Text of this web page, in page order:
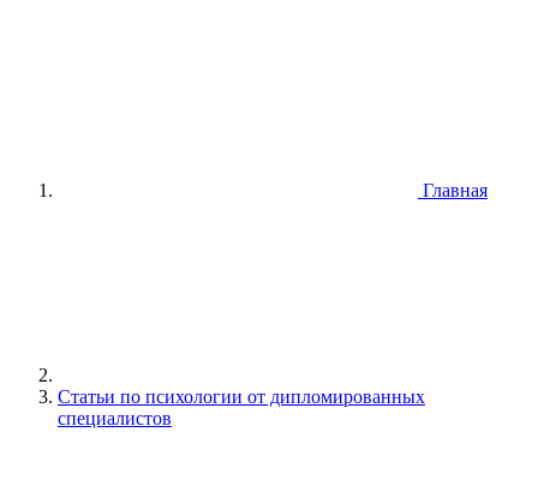
Главная
Статьи по психологии от дипломированных
специалистов